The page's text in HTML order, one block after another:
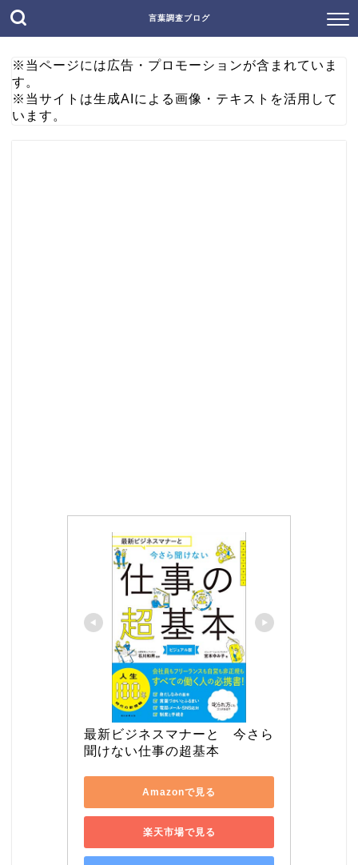
言葉調査ブログ
※当ページには広告・プロモーションが含まれていま
す。
※当サイトは生成AIによる画像・テキストを活用して
います。
最新ビジネスマナーと　今さら
聞けない仕事の超基本
Amazonで見る
楽天市場で見る